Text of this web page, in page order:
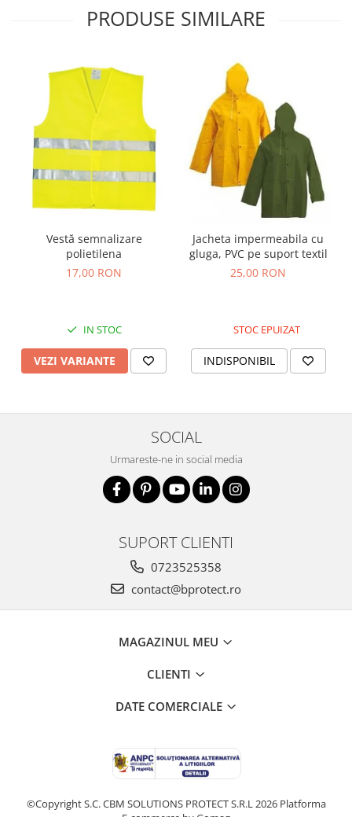
Scari , lize si depozitare
Aparate de masura si detectie
Echere si compasuri
Nivele
Nivele laser
Rulete si metre
Telemetre
Accesorii auto
Accesorii scule electrice
Accesorii abrazive
Varfuri si discuri diamantate
Fierastraie si circulare electrice
Iluminat si electrice
Masini de gaurit si insurubat
Masini de slefuit si rindeluit
Masini multifunctionale
Polizoare unghiulare
Scule electrice de banc
Pelerine
PRODUSE SIMILARE
Vestă semnalizare
polietilena
17,00 RON
IN STOC
VEZI VARIANTE
Jacheta impermeabila cu
gluga, PVC pe suport textil
25,00 RON
STOC EPUIZAT
INDISPONIBIL
SOCIAL
Urmareste-ne in social media
SUPORT CLIENTI
0723525358
contact@bprotect.ro
MAGAZINUL MEU
CLIENTI
DATE COMERCIALE
©Copyright S.C. CBM SOLUTIONS PROTECT S.R.L 2026 Platforma